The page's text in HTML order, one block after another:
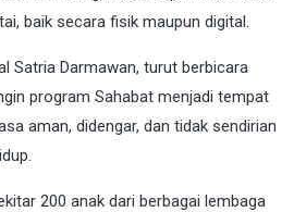
baik secara fisik maupun digital.
Satria Darmawan, turut berbicara
program Sahabat menjadi tempat
aman, didengar, dan tidak sendirian
200 anak dari berbagai lembaga